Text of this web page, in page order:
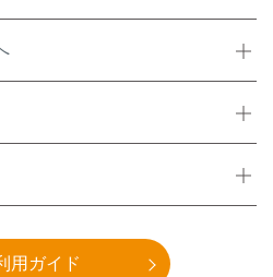
用ガイド